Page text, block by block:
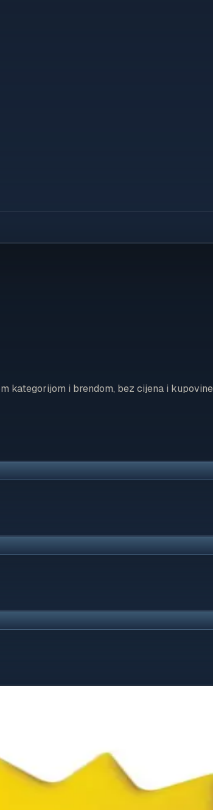
kategorijom i brendom, bez cijena i